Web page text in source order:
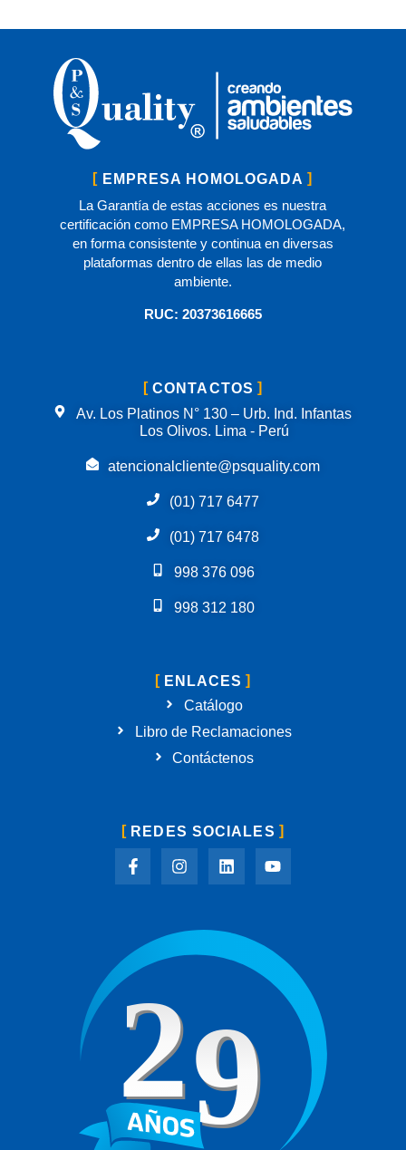
EMPRESA HOMOLOGADA
La Garantía de estas acciones es nuestra
certificación como EMPRESA HOMOLOGADA,
en forma consistente y continua en diversas
plataformas dentro de ellas las de medio
ambiente.
RUC: 20373616665
CONTACTOS
Av. Los Platinos N° 130 – Urb. Ind. Infantas
Los Olivos. Lima - Perú
atencionalcliente@psquality.com
(01) 717 6477
(01) 717 6478
998 376 096
998 312 180
ENLACES
Catálogo
Libro de Reclamaciones
Contáctenos
REDES SOCIALES